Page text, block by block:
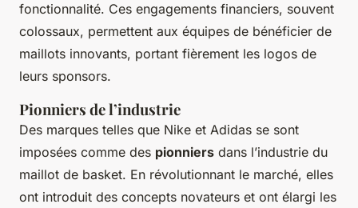
fonctionnalité. Ces engagements financiers, souvent
colossaux, permettent aux équipes de bénéficier de
maillots innovants, portant fièrement les logos de
leurs sponsors.
Pionniers de l’industrie
Des marques telles que Nike et Adidas se sont
imposées comme des pionniers dans l’industrie du
maillot de basket. En révolutionnant le marché, elles
ont introduit des concepts novateurs et ont élargi les